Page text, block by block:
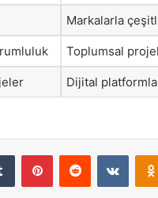
Markalarla
Toplumsal
Dijital
Tumblr PinterestReddit